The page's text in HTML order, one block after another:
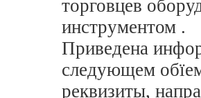
торговцев
инструментом .
Приведена
следующем
реквизиты,